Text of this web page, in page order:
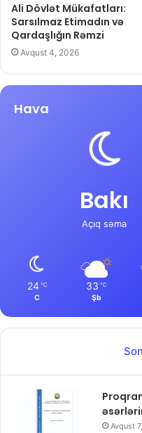
Ali Dövlət Mükafatları:
Sarsılmaz Etimadın və
Qardaşlığın Rəmzi
Avqust 4, 2026
Hava
Bakı
Açıq səma
24 ℃
C
33 ℃
Şb
Avqust